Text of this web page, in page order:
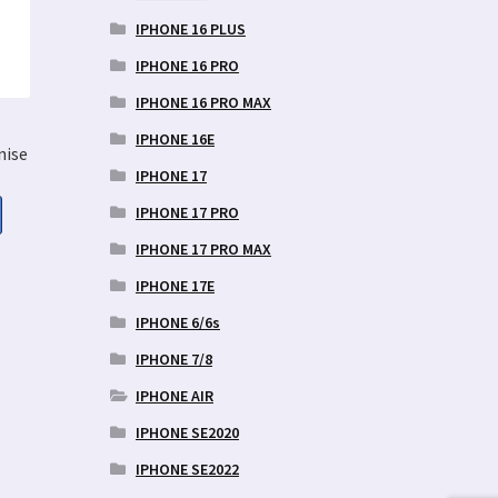
IPHONE 16 PLUS
IPHONE 16 PRO
IPHONE 16 PRO MAX
IPHONE 16E
IPHONE 17
IPHONE 17 PRO
IPHONE 17 PRO MAX
IPHONE 17E
IPHONE 6/6s
IPHONE 7/8
IPHONE AIR
IPHONE SE2020
IPHONE SE2022